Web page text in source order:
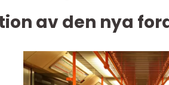
av den nya